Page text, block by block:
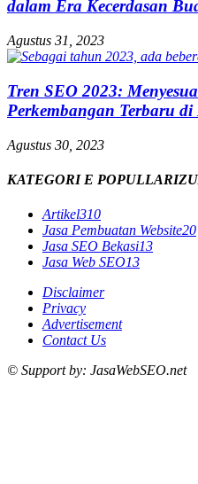
dalam Era Kecerdasan
Agustus 31, 2023
Tren SEO 2023:
Perkembangan Terbaru
Agustus 30, 2023
KATEGORI E
Artikel310
Jasa Pembuatan Website20
Jasa SEO Bekasi13
Jasa Web SEO13
Disclaimer
Privacy
Advertisement
Contact Us
© Support by: JasaWebSEO.net